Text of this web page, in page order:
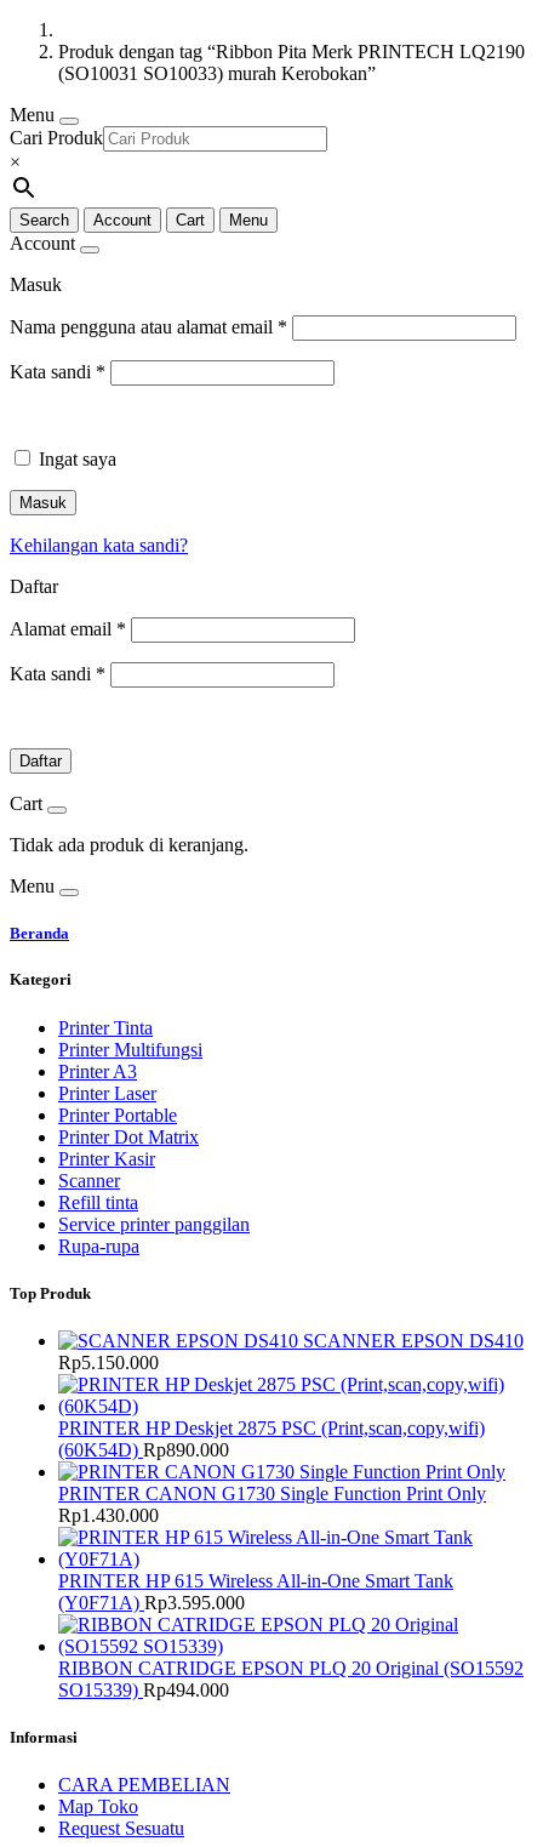
Produk dengan tag “Ribbon Pita Merk PRINTECH LQ2190
(SO10031 SO10033) murah Kerobokan”
Menu
Cari Produk
×
Search Account Cart Menu
Account
Masuk
Nama pengguna atau alamat email *
Kata sandi *
Ingat saya
Masuk
Kehilangan kata sandi?
Daftar
Alamat email *
Kata sandi *
Daftar
Cart
Tidak ada produk di keranjang.
Menu
Beranda
Kategori
Printer Tinta
Printer Multifungsi
Printer A3
Printer Laser
Printer Portable
Printer Dot Matrix
Printer Kasir
Scanner
Refill tinta
Service printer panggilan
Rupa-rupa
Top Produk
SCANNER EPSON DS410
Rp5.150.000
PRINTER HP Deskjet 2875 PSC (Print,scan,copy,wifi)
(60K54D) Rp890.000
PRINTER CANON G1730 Single Function Print Only
Rp1.430.000
PRINTER HP 615 Wireless All-in-One Smart Tank
(Y0F71A) Rp3.595.000
RIBBON CATRIDGE EPSON PLQ 20 Original (SO15592
SO15339) Rp494.000
Informasi
CARA PEMBELIAN
Map Toko
Request Sesuatu